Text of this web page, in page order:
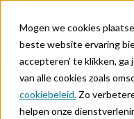
Mogen we cookies
beste website ervaring
accepteren' te klikken, ga
van alle cookies zoals
cookiebeleid. Zo
helpen onze